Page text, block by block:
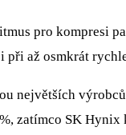
pro kompresi
až osmkrát
největších
zatímco SK